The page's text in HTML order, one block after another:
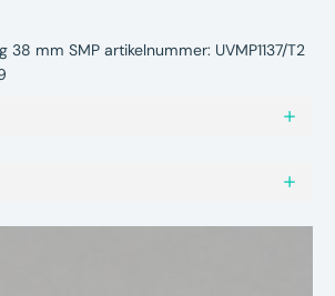
38 mm SMP artikelnummer: UVMP1137/T2